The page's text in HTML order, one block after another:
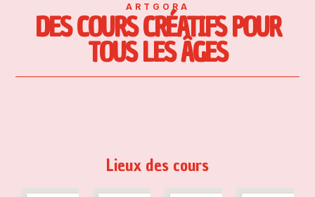
ARTGORA
DES COURS CRÉATIFS POUR
TOUS LES ÂGES
Lieux des cours